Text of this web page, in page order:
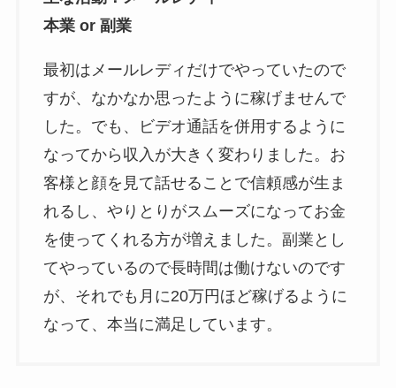
本業 or 副業
最初はメールレディだけでやっていたので
すが、なかなか思ったように稼げませんで
した。でも、ビデオ通話を併用するように
なってから収入が大きく変わりました。お
客様と顔を見て話せることで信頼感が生ま
れるし、やりとりがスムーズになってお金
を使ってくれる方が増えました。副業とし
てやっているので長時間は働けないのです
が、それでも月に20万円ほど稼げるように
なって、本当に満足しています。